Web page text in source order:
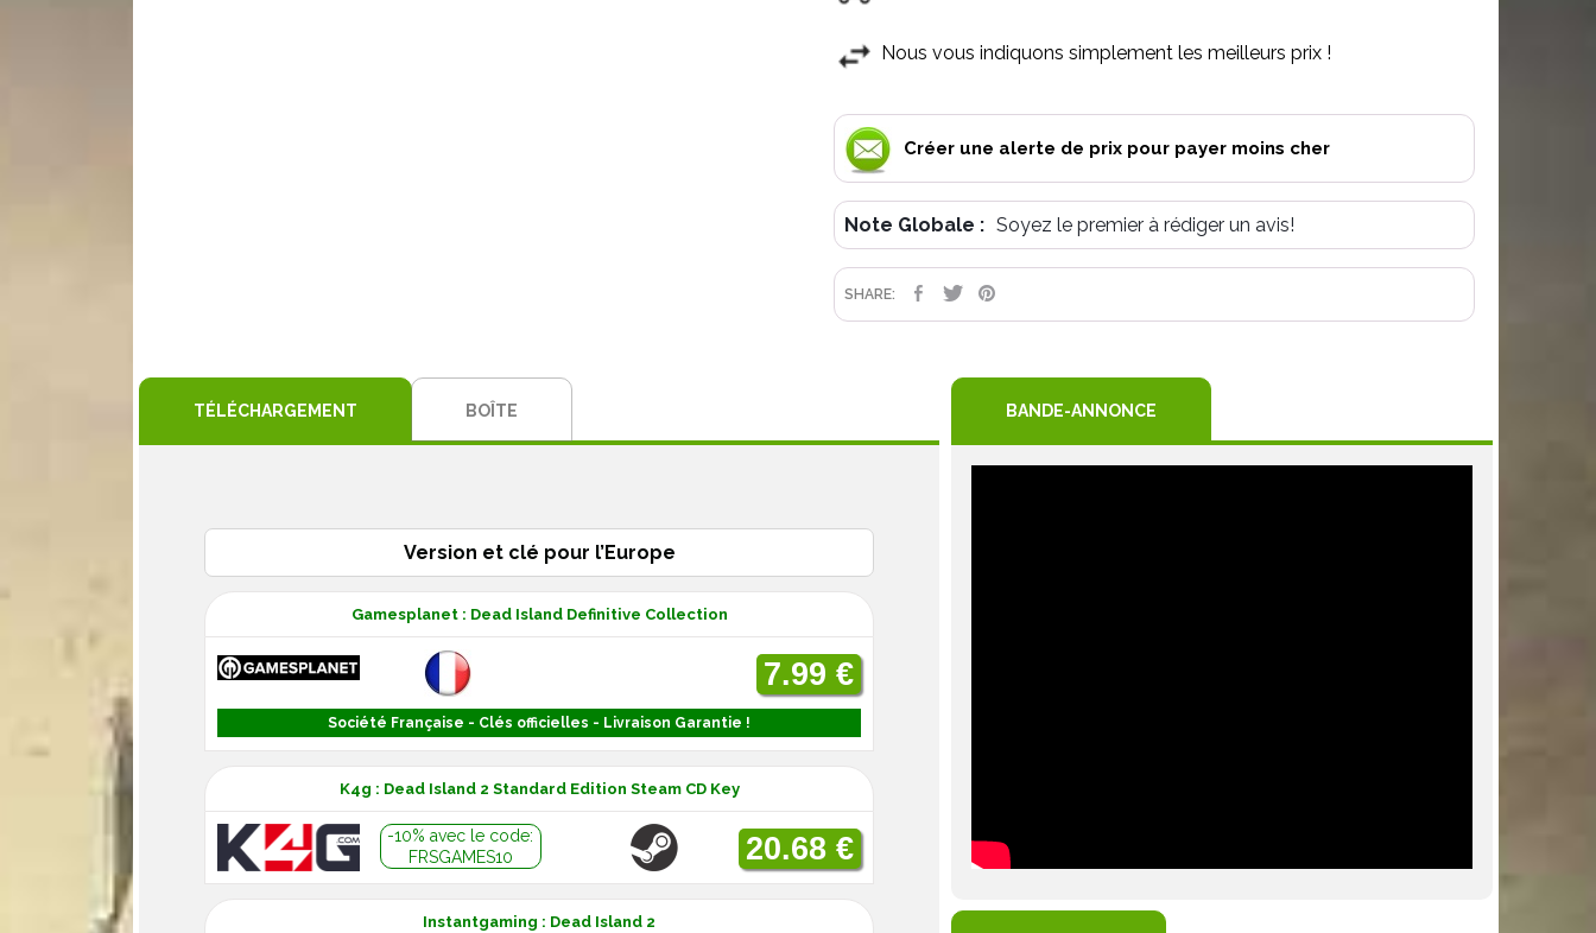
Nous vous indiquons simplement les meilleurs prix !
Créer une alerte de prix pour payer moins cher
Note Globale : Soyez le premier à rédiger un avis!
SHARE: PARTAGER
TWEET
TÉLÉCHARGEMENT BOÎTE
Version et clé pour l’Europe
Gamesplanet : Dead Island Definitive Collection
7.99 €
Société Française - Clés officielles - Livraison Garantie !
K4g : Dead Island 2 Standard Edition Steam CD Key
-10% avec le code:
FRSGAMES10
20.68 €
Instantgaming : Dead Island 2
BANDE-ANNONCE